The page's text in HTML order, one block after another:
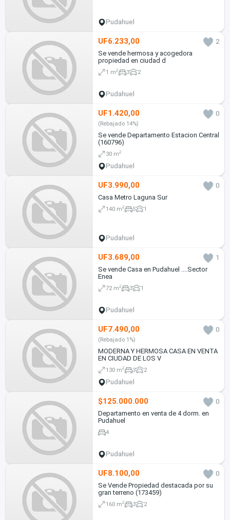
Pudahuel
UF6.233,00
2
Se vende hermosa y acogedora
propiedad en ciudad d
1 m2 3 2
Pudahuel
UF1.420,00 0
(Rebajado 14%)
Se vende Departamento Estacion Central
(160796)
30 m2
Pudahuel
UF3.990,00
0
Casa Metro Laguna Sur
140 m2 5 1
Pudahuel
UF3.689,00
1
Se vende Casa en Pudahuel ....Sector
Enea
72 m2 3 1
Pudahuel
UF7.490,00 0
(Rebajado 1%)
MODERNA Y HERMOSA CASA EN VENTA
EN CIUDAD DE LOS V
130 m2 3 2
Pudahuel
$125.000.000
0
Departamento en venta de 4 dorm. en
Pudahuel
4
Pudahuel
UF8.100,00
0
Se Vende Propiedad destacada por su
gran terreno (173459)
160 m2 3 2